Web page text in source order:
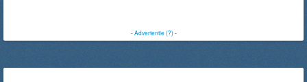
-Advertentie (?)-